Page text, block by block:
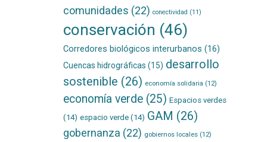
comunidades (22) conectividad (11)
conservación (46)
Corredores biológicos interurbanos (16)
Cuencas hidrográficas (15) desarrollo
sostenible (26) economía solidaria (12)
economía verde(25) Espacios verdes
(14) espacio verde(14) GAM (26)
gobernanza (22) gobiernos locales(12)